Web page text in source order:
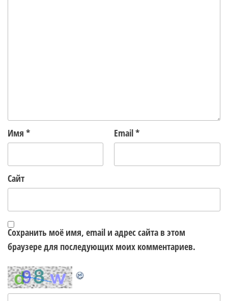
Имя * Email*
Сайт
Сохранить моё имя, email и адрес сайта в этом
браузере для последующих моих комментариев.